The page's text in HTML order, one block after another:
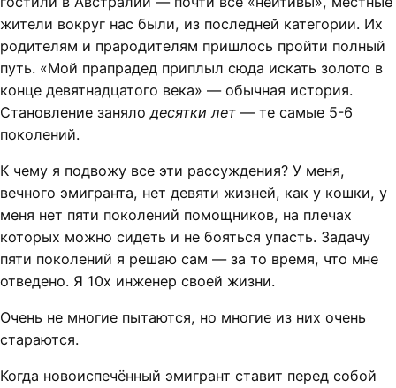
жители вокруг нас были, из последней категории. Их
родителям и прародителям пришлось пройти полный
путь. «Мой прапрадед приплыл сюда искать золото в
конце девятнадцатого века» — обычная история.
Становление занялодесятки лет — те самые 5-6
поколений.
К чему я подвожу все эти рассуждения? У меня,
вечного эмигранта, нет девяти жизней, как у кошки, у
меня нет пяти поколений помощников, на плечах
которых можно сидеть и не бояться упасть. Задачу
пяти поколений я решаю сам — за то время, что мне
отведено. Я 10x инженер своей жизни.
Очень не многие пытаются, но многие из них очень
стараются.
Когда новоиспечённый эмигрант ставит перед собой